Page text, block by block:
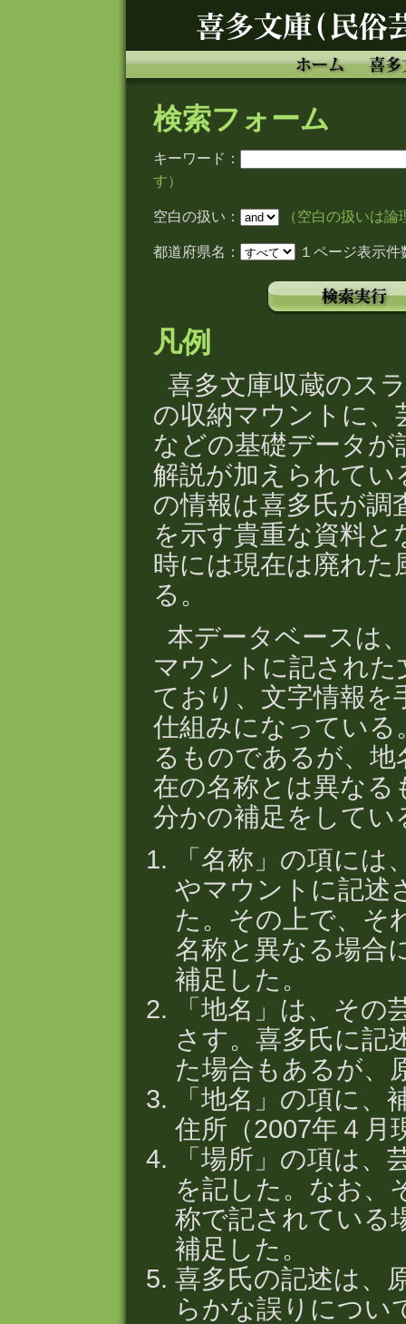
検索フォーム
キーワード：
す）
空白の扱い： （空白の扱いは
都道府県名： １ページ表示件
凡例
喜多文庫収蔵のス
の収納マウントに、
などの基礎データ
解説が加えられてい
の情報は喜多氏が調
を示す貴重な資料
時には現在は廃れ
る。
本データベースは
マウントに記され
ており、文字情報を
仕組みになっている
るものであるが、
在の名称とは異な
分かの補足をしてい
「名称」の項に
やマウントに記述
た。その上で、そ
名称と異なる場合
補足した。
「地名」は、そ
さす。喜多氏に記
た場合もあるが、
「地名」の項に
住所（2007年４月
「場所」の項は
を記した。なお、
称で記されてい
補足した。
喜多氏の記述は、
らかな誤りについ